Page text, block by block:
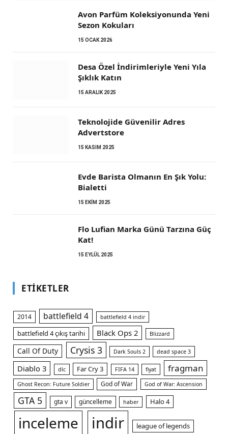
Avon Parfüm Koleksiyonunda Yeni
Sezon Kokuları
15 OCAK 2026
Desa Özel İndirimleriyle Yeni Yıla
Şıklık Katın
15 ARALIK 2025
Teknolojide Güvenilir Adres
Advertstore
15 KASIM 2025
Evde Barista Olmanın En Şık Yolu:
Bialetti
15 EKIM 2025
Flo Lufian Marka Günü Tarzına Güç
Kat!
15 EYLÜL 2025
ETIKETLER
2014 battlefield 4 battlefield 4 indir
battlefield 4 çıkış tarihi Black Ops 2 Blizzard
Call Of Duty Crysis 3 Dark Souls 2 dead space 3
Diablo 3 dlc Far Cry 3 FIFA 14 fiyat fragman
Ghost Recon: Future Soldier God of War God of War: Ascension
GTA 5 gta v güncelleme haber Halo 4
inceleme indir league of legends